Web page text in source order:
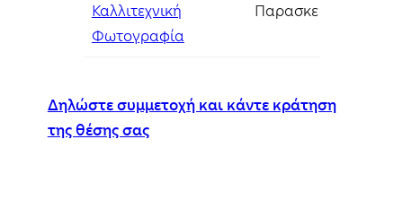
Καλλιτεχνική
Φωτογραφία
Παρασκευή, 06/02/
Δηλώστε συμμετοχή και κάντε κράτηση
της θέσης σας